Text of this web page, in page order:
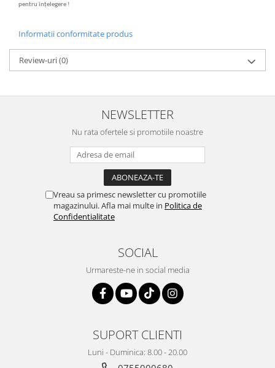
pentru înțelegere !
Informatii conformitate produs
Review-uri(0)
NEWSLETTER
Nu rata ofertele si promotiile noastre
Vreau sa primesc newsletter cu promotiile
magazinului. Afla mai multe in Politica de
Confidentialitate
SOCIAL
Urmareste-ne in social media
SUPORT CLIENTI
Luni - Duminica: 8.00 - 20.00